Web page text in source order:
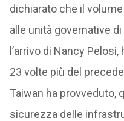
dichiarato che il
alle unità governative
l’arrivo di Nancy
23 volte più del
Taiwan ha provveduto,
sicurezza delle